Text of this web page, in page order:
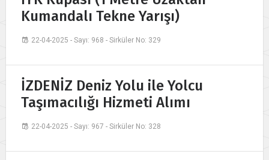
Kumandalı Tekne Yarışı)
22-04-2025 - Sayı: 968 - Sirküler No: 329
İZDENİZ Deniz Yolu ile Yolcu
Taşımacılığı Hizmeti Alımı
22-04-2025 - Sayı: 967 - Sirküler No: 328